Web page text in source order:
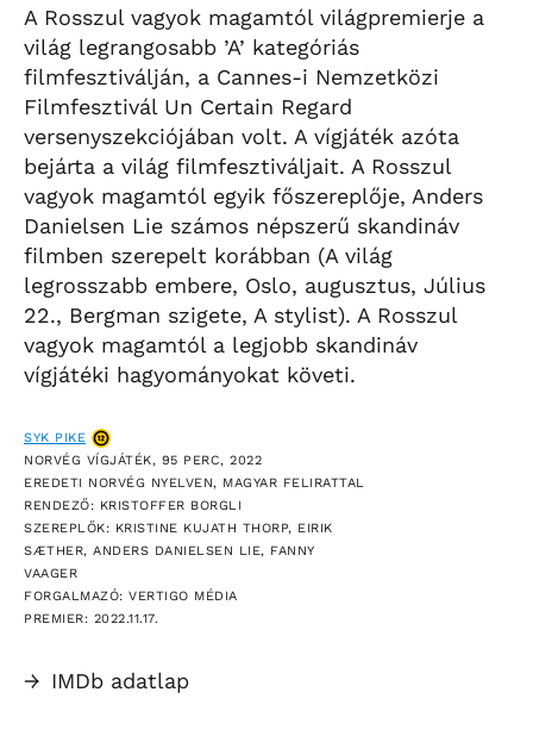
A Rosszul vagyok magamtól világpremierje a
világ legrangosabb ’A’ kategóriás
filmfesztiválján, a Cannes-i Nemzetközi
Filmfesztivál Un Certain Regard
versenyszekciójában volt. A vígjáték azóta
bejárta a világ filmfesztiváljait. A Rosszul
vagyok magamtól egyik főszereplője, Anders
Danielsen Lie számos népszerű skandináv
filmben szerepelt korábban (A világ
legrosszabb embere, Oslo, augusztus, Július
22., Bergman szigete, A stylist). A Rosszul
vagyok magamtól a legjobb skandináv
vígjátéki hagyományokat követi.
SYK PIKE
NORVÉG VÍGJÁTÉK, 95 PERC, 2022
EREDETI NORVÉG NYELVEN, MAGYAR FELIRATTAL
RENDEZŐ: KRISTOFFER BORGLI
SZEREPLŐK: KRISTINE KUJATH THORP, EIRIK
SÆTHER, ANDERS DANIELSEN LIE, FANNY
VAAGER
FORGALMAZÓ: VERTIGO MÉDIA
PREMIER: 2022.11.17.
→ IMDb adatlap